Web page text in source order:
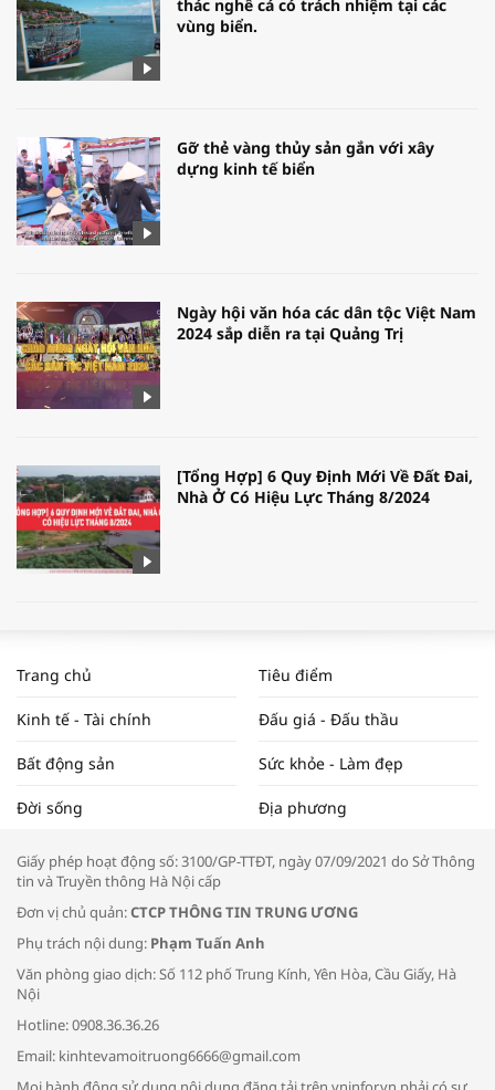
thác nghề cá có trách nhiệm tại các
vùng biển.
Gỡ thẻ vàng thủy sản gắn với xây
dựng kinh tế biển
Ngày hội văn hóa các dân tộc Việt Nam
2024 sắp diễn ra tại Quảng Trị
[Tổng Hợp] 6 Quy Định Mới Về Đất Đai,
Nhà Ở Có Hiệu Lực Tháng 8/2024
NAM NĂM 2024 VÀ NĂM 2025 | NHỊP
ĐẬP THỊ TRƯỜNG #62
Tọa đàm “Xúc tiến thương mại: Khơi
Bác sĩ tư vấn cách phòng tránh bệnh
đường hô hấp trong thời tiết giao mùa
Trang chủ Tiêu điểm
Kinh tế - Tài chính Đấu giá - Đấu thầu
Bất động sản Sức khỏe - Làm đẹp
Đời sống Địa phương
Giấy phép hoạt động số: 3100/GP-TTĐT, ngày 07/09/2021 do Sở Thông
tin và Truyền thông Hà Nội cấp
Đơn vị chủ quản:CTCP THÔNG TIN TRUNG ƯƠNG
Phụ trách nội dung: Phạm Tuấn Anh
Văn phòng giao dịch: Số 112 phố Trung Kính, Yên Hòa, Cầu Giấy, Hà
Nội
Hotline: 0908.36.36.26
Email: kinhtevamoitruong6666@gmail.com